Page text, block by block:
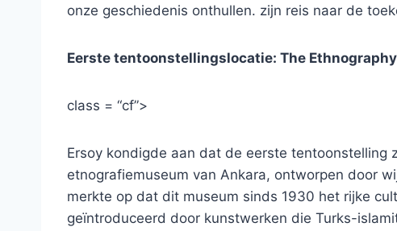
onze geschiedenis onthullen. zijn reis naar de
Eerste tentoonstellingslocatie: The
class = “cf”>
Ersoy kondigde aan dat de eerste tentoonstelling
etnografiemuseum van Ankara, ontworpen door
merkte op dat dit museum sinds 1930 het rijke
geïntroduceerd door kunstwerken die Turks-